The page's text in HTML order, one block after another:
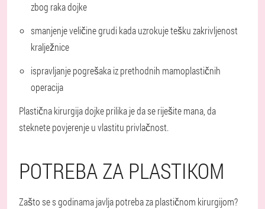
zbog raka dojke
smanjenje veličine grudi kada uzrokuje tešku zakrivljenost
kralježnice
ispravljanje pogrešaka iz prethodnih mamoplastičnih
operacija
Plastična kirurgija dojke prilika je da se riješite mana, da
steknete povjerenje u vlastitu privlačnost.
POTREBA ZA PLASTIKOM
Zašto se s godinama javlja potreba za plastičnom kirurgijom?